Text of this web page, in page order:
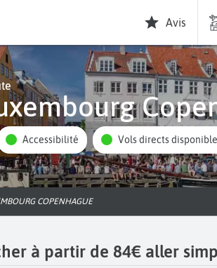
Avis
Accessibilité Vols directs
COPENHAGUE
à partir de 84€ aller